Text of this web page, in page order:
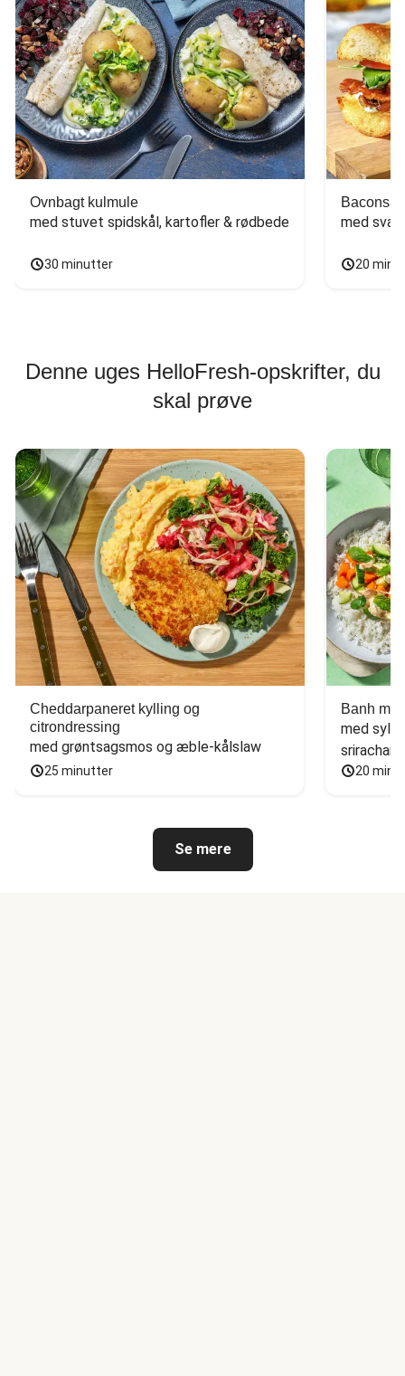
Ovnbagt kulmule
med stuvet spidskål, kartofler & rødbede
30 minutter
med
20
Denne uges HelloFresh-opskrifter, du
skal prøve
Cheddarpaneret kylling og
citrondressing
med grøntsagsmos og æble-kålslaw
25 minutter
Banh mi-
med
20
Se mere